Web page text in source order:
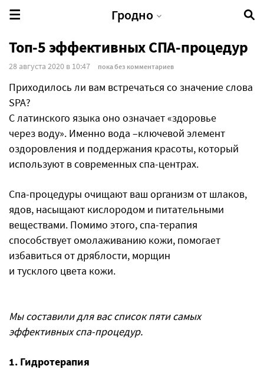
Гродно
Топ-5 эффективных СПА-процедур
28 августа 2020 в 10:47 пока без комментариев
Приходилось ли вам встречаться со значение слова
SPA?
С латинского языка оно означает «здоровье
через воду». Именно вода –ключевой элемент
оздоровления и поддержания красоты, который
используют в современных спа-центрах.
Спа-процедуры очищают ваш организм от шлаков,
ядов, насыщают кислородом и питательными
веществами. Помимо этого, спа-терапия
способствует омолаживанию кожи, помогает
избавиться от дряблости, морщин
и тусклого цвета кожи.
Мы составили для вас список пяти самых
эффективных спа-процедур.
1. Гидротерапия